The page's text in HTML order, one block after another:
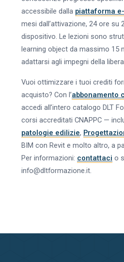
accessibile dalla piattaforma
mesi dall’attivazione, 24 ore su
dispositivo. Le lezioni sono
learning object da massimo 15
adattarsi agli impegni della
Vuoi ottimizzare i tuoi crediti
acquisto? Con l’abbonamento
accedi all’intero catalogo DLT
corsi accreditati CNAPPC —
patologie edilizie,
BIM con Revit e molto altro, a
Per informazioni: contattaci o
info@dltformazione.it.